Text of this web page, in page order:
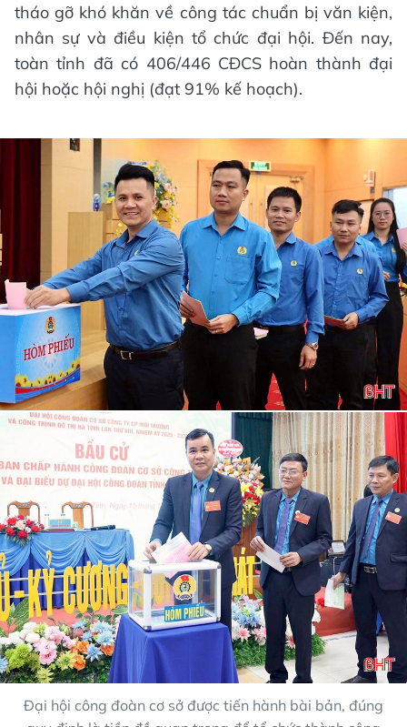
tháo gỡ khó khăn về công tác chuẩn bị văn kiện,
nhân sự và điều kiện tổ chức đại hội. Đến nay,
toàn tỉnh đã có 406/446 CĐCS hoàn thành đại
hội hoặc hội nghị (đạt 91% kế hoạch).
Đại hội công đoàn cơ sở được tiến hành bài bản, đúng